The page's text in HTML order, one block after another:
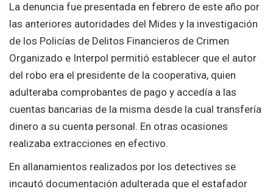
La denuncia fue presentada en febrero de este año por
las anteriores autoridades del Mides y la investigación
de los Policías de Delitos Financieros de Crimen
Organizado e Interpol permitió establecer que el autor
del robo era el presidente de la cooperativa, quien
adulteraba comprobantes de pago y accedía a las
cuentas bancarias de la misma desde la cual transfería
dinero a su cuenta personal. En otras ocasiones
realizaba extracciones en efectivo.
En allanamientos realizados por los detectives se
incautó documentación adulterada que el estafador